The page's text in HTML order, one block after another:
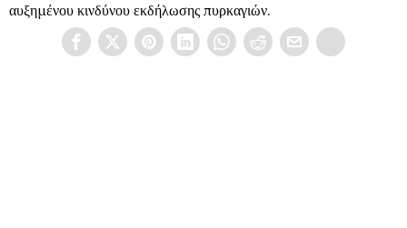
αυξημένου κινδύνου εκδήλωσης πυρκαγιών.